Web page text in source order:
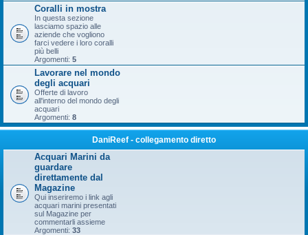
Coralli in mostra
In questa sezione
lasciamo spazio alle
aziende che vogliono
farci vedere i loro coralli
più belli
Argomenti: 5
Lavorare nel mondo
degli acquari
Offerte di lavoro
all'interno del mondo degli
acquari
Argomenti: 8
DaniReef - collegamento diretto
Acquari Marini da
guardare
direttamente dal
Magazine
Qui inseriremo i link agli
acquari marini presentati
sul Magazine per
commentarli assieme
Argomenti: 33